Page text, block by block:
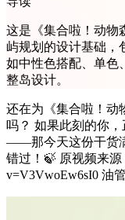
这是《集合啦！动物
屿规划的设计基础，
如中性色搭配、单色
整岛设计。
还在为《集合啦！动
吗？ 如果此刻的你
——那今天这份干货
错过！🍃 原视频来源
v=V3VwoEw6sI0 油